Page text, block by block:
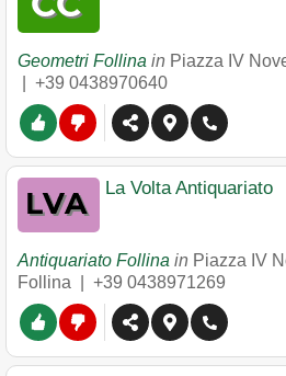
Geometri Follina in Piazza IV
+39 0438970640
La Volta Antiquariato
Antiquariato Follina in Piazza IV
Follina
+39 0438971269